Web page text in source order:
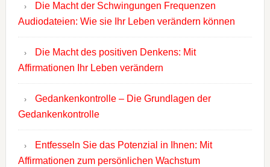
Die Macht der Schwingungen Frequenzen
Audiodateien: Wie sie Ihr Leben verändern können
Die Macht des positiven Denkens: Mit
Affirmationen Ihr Leben verändern
Gedankenkontrolle – Die Grundlagen der
Gedankenkontrolle
Entfesseln Sie das Potenzial in Ihnen: Mit
Affirmationen zum persönlichen Wachstum